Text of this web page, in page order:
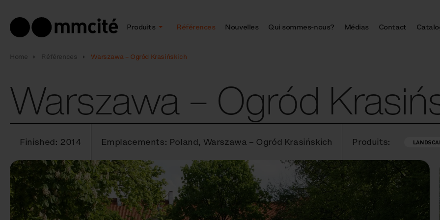
Produits Références Nouvelles Qui sommes-nous? Médias Contact
Home Références Warszawa – Ogród Krasińskich
Warszawa – Ogród
Finished: 2014 Emplacements: Poland, Warszawa – Ogród Krasińskich Produits: